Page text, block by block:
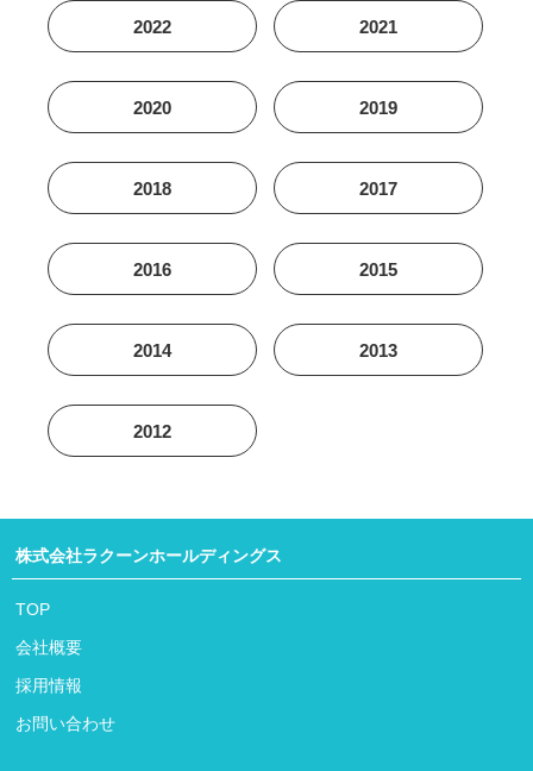
2022 2021
2020 2019
2018 2017
2016 2015
2014 2013
2012
株式会社ラクーンホールディングス
TOP
会社概要
採用情報
お問い合わせ